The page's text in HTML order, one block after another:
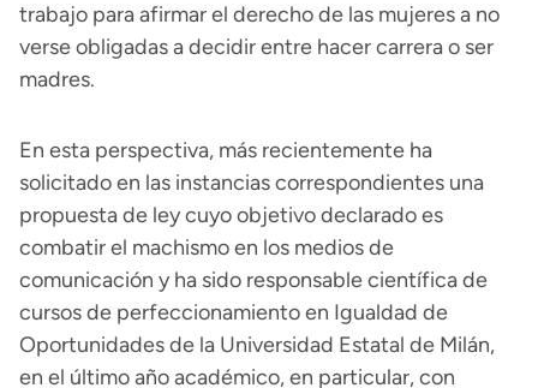
trabajo para afirmar el derecho de las mujeres a no
verse obligadas a decidir entre hacer carrera o ser
madres.
En esta perspectiva, más recientemente ha
solicitado en las instancias correspondientes una
propuesta de ley cuyo objetivo declarado es
combatir el machismo en los medios de
comunicación y ha sido responsable científica de
cursos de perfeccionamiento en Igualdad de
Oportunidades de la Universidad Estatal de Milán,
en el último año académico, en particular, con